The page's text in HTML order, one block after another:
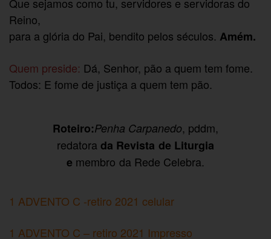
Reino,
para a glória do Pai, bendito pelos séculos. Amém.
Quem preside: Dá, Senhor, pão a quem tem fome.
Todos: E fome de justiça a quem tem pão.
Roteiro:Penha Carpanedo, pddm,
redatora da Revista de Liturgia
e membro da Rede Celebra.
1 ADVENTO C -retiro 2021 celular
1 ADVENTO C – retiro 2021 Impresso